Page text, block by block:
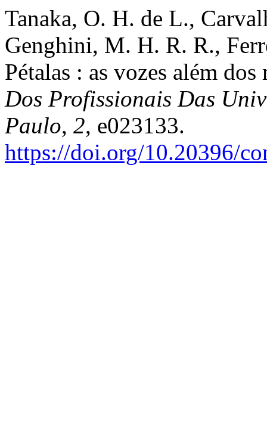
Tanaka, O. H. de L.,
Genghini, M. H. R. R.,
Pétalas : as vozes além
Dos Profissionais Das
Paulo, 2, e023133.
https://doi.org/10.20396/